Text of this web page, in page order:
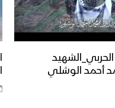
أحمد الوشلي